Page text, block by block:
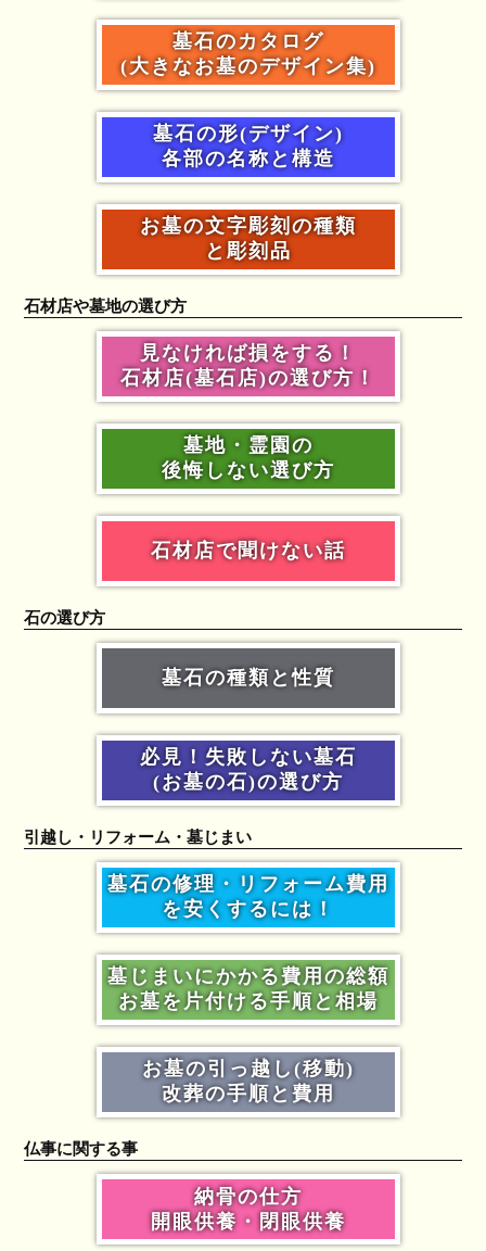
墓石のカタログ
(大きなお墓のデザイン集)
墓石の形(デザイン)
各部の名称と構造
お墓の文字彫刻の種類
と彫刻品
石材店や墓地の選び方
見なければ損をする！
石材店(墓石店)の選び方！
墓地・霊園の
後悔しない選び方
石材店で聞けない話
石の選び方
墓石の種類と性質
必見！失敗しない墓石
(お墓の石)の選び方
引越し・リフォーム・墓じまい
墓石の修理・リフォーム費用
を安くするには！
墓じまいにかかる費用の総額
お墓を片付ける手順と相場
お墓の引っ越し(移動)
改葬の手順と費用
仏事に関する事
納骨の仕方
開眼供養・閉眼供養